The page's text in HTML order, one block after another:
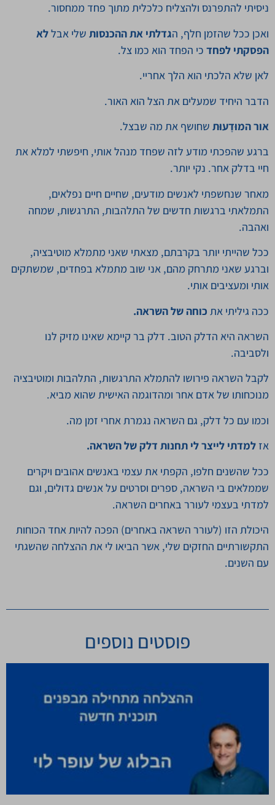
ניסיתי להתפרנס ולהצליח כלכלית מתוך פחד ממחסור.
ואכן ככל שהזמן חלף, הגדלתי את ההכנסות שלי אבללא
הפסקתי לפחד כי הפחד הוא כמו צל.
לאן שלא הלכתי הוא הלך אחריי.
הדבר היחיד שמעלים את הצל הוא האור.
אור המוּדָעוּת שחושף את מה שבצל.
ברגע שהפכתי מודע לזה שפחד מנהל אותי, חיפשתי למלא את
חיי בדלק אחר. נקי יותר.
מאחר שנחשפתי לאנשים מודעים, שחיים חיים נפלאים,
התמלאתי ברגשות חדשים של התלהבות, התרגשות, שמחה
ואהבה.
ככל שהייתי יותר בקרבתם, מצאתי שאני מתמלא מוטיבציה,
וברגע שאני מתרחק מהם, אני שוב מתמלא בפחדים, שמשתקים
אותי ומעציבים אותי.
ככה גיליתי את כוחה של השראה.
השראה היא הדלק הטוב. דלק בר קיימא שאינו מזיק לנו
ולסביבה.
לקבל השראה פירושו להתמלא התרגשות, התלהבות ומוטיבציה
מנוכחותו של אדם אחר ומהדוגמה האישית שהוא מביא.
וכמו עם כל דלק, גם השראה נגמרת אחרי זמן מה.
אז למדתי לייצר לי תחנות דלק של השראה.
ככל שהשנים חלפו, הקפתי את עצמי באנשים אהובים ויקרים
שממלאים בי השראה, ספרים וסרטים על אנשים גדולים, וגם
למדתי בעצמי לעורר באחרים השראה.
היכולת הזו (לעורר השראה באחרים) הפכה להיות אחד הכוחות
התקשורתיים החזקים שלי, אשר הביאו לי את ההצלחה שהשגתי
עם השנים.
פוסטים נוספים